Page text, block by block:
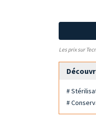
Les prix sur
#
#